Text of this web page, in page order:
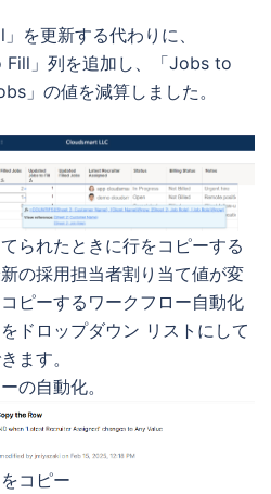
を更新する代わりに、
Fill」列を追加し、「Jobs to
」の値を減算しました。
られたときに行をコピーする
の採用担当者割り当て値が変
ピーするワークフロー自動化
ドロップダウン リストにして
ます。
の自動化。
コピー